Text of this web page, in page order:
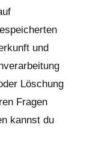
und
Löschung
Fragen
kannst du